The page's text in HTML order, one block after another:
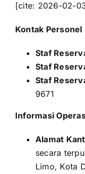
[cite: 2026-02-
Kontak Personel
Staf
Staf
Staf
9671
Informasi
Alamat
secara
Limo, Kota